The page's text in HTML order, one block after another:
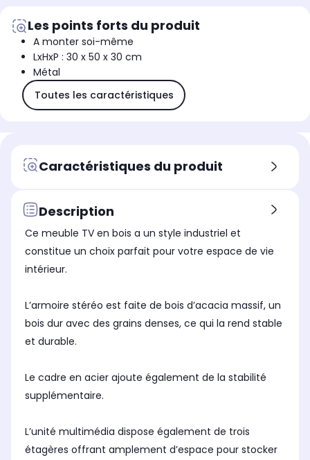
Les points forts du produit
A monter soi-même
LxHxP : 30 x 50 x 30 cm
Métal
Toutes les caractéristiques
Caractéristiques du produit
Description
Ce meuble TV en bois a un style industriel et
constitue un choix parfait pour votre espace de vie
intérieur.
L’armoire stéréo est faite de bois d’acacia massif, un
bois dur avec des grains denses, ce qui la rend stable
et durable.
Le cadre en acier ajoute également de la stabilité
supplémentaire.
L’unité multimédia dispose également de trois
étagères offrant amplement d’espace pour stocker